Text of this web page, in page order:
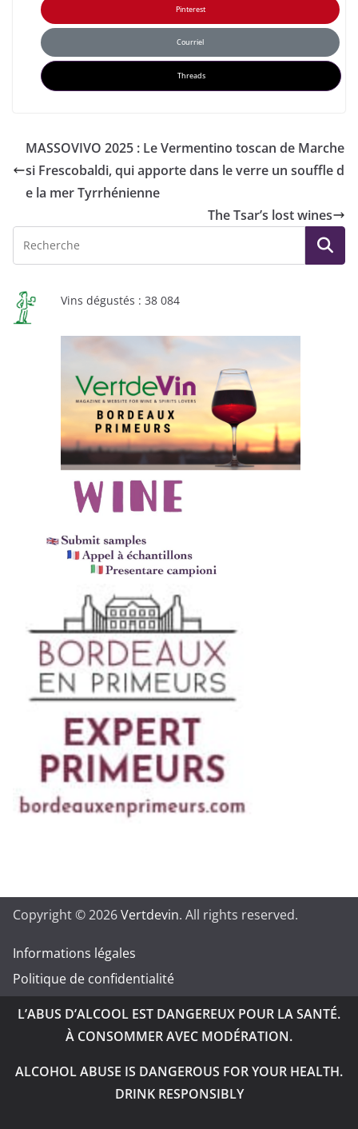
Pinterest
Courriel
Threads
MASSOVIVO 2025 : Le Vermentino toscan de Marche
si Frescobaldi, qui apporte dans le verre un souffle d
e la mer Tyrrhénienne
The Tsar’s lost wines
Vins dégustés : 38 084
Copyright © 2026Vertdevin. All rights reserved.
Informations légales
Politique de confidentialité
L’ABUS D’ALCOOL EST DANGEREUX POUR LA SANTÉ.
À CONSOMMER AVEC MODÉRATION.
ALCOHOL ABUSE IS DANGEROUS FOR YOUR HEALTH.
DRINK RESPONSIBLY